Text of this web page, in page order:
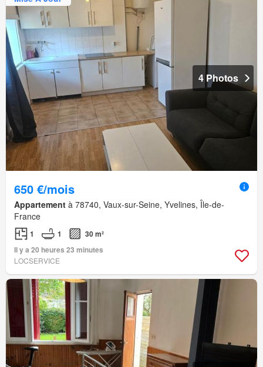
4 Photos
650 €/mois
Appartement à 78740, Vaux-sur-Seine, Yvelines, Île-de-
France
1 1
30 m²
Il y a 20 heures 23 minutes
LOCSERVICE